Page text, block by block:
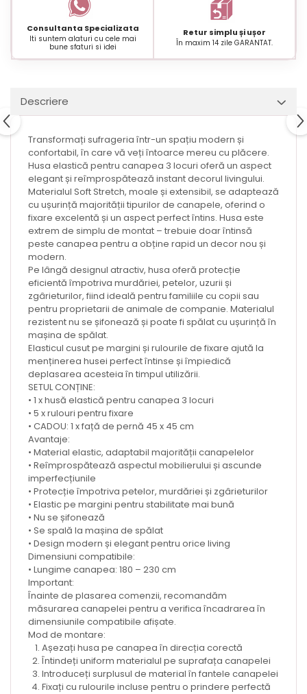
Consultanta Specializata
Iti suntem alaturi cu cele mai
bune sfaturi si idei
Retur simplu și ușor
În maxim 14 zile GARANTAT.
Descriere
Transformați sufrageria într-un spațiu modern și
confortabil, în care vă veți întoarce mereu cu plăcere.
Husa elastică pentru canapea 3 locuri oferă un aspect
elegant și reîmprospătează instant decorul livingului.
Materialul Soft Stretch, moale și extensibil, se adaptează
cu ușurință majorității tipurilor de canapele, oferind o
fixare excelentă și un aspect perfect întins. Husa este
extrem de simplu de montat – trebuie doar întinsă
peste canapea pentru a obține rapid un decor nou și
modern.
Pe lângă designul atractiv, husa oferă protecție
eficientă împotriva murdăriei, petelor, uzurii și
zgârieturilor, fiind ideală pentru familiile cu copii sau
pentru proprietarii de animale de companie. Materialul
rezistent nu se șifonează și poate fi spălat cu ușurință în
mașina de spălat.
Elasticul cusut pe margini și rulourile de fixare ajută la
menținerea husei perfect întinse și împiedică
deplasarea acesteia în timpul utilizării.
SETUL CONȚINE:
• 1 x husă elastică pentru canapea 3 locuri
• 5 x rulouri pentru fixare
• CADOU: 1 x față de pernă 45 x 45 cm
Avantaje:
• Material elastic, adaptabil majorității canapelelor
• Reîmprospătează aspectul mobilierului și ascunde
imperfecțiunile
• Protecție împotriva petelor, murdăriei și zgârieturilor
• Elastic pe margini pentru stabilitate mai bună
• Nu se șifonează
• Se spală la mașina de spălat
• Design modern și elegant pentru orice living
Dimensiuni compatibile:
• Lungime canapea: 180 – 230 cm
Important:
Înainte de plasarea comenzii, recomandăm
măsurarea canapelei pentru a verifica încadrarea în
dimensiunile compatibile afișate.
Mod de montare:
Așezați husa pe canapea în direcția corectă
Întindeți uniform materialul pe suprafața canapelei
Introduceți surplusul de material în fantele canapelei
Fixați cu rulourile incluse pentru o prindere perfectă